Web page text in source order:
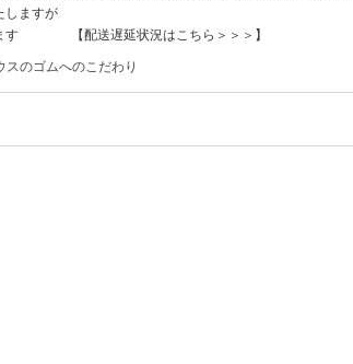
しますが
上げます
【配送遅延状況はこちら＞＞＞】
スのゴムへのこだわり